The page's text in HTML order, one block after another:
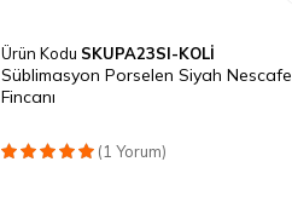
Ürün Kodu SKUPA23SI-KOLİ
Süblimasyon Porselen Siyah Nescafe
Fincanı
(1 Yorum)